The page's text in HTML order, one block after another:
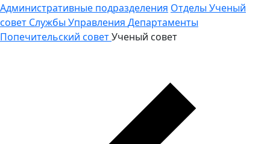
Административные подразделения Отделы Ученый
совет Службы Управления Департаменты
Попечительский советУченый совет